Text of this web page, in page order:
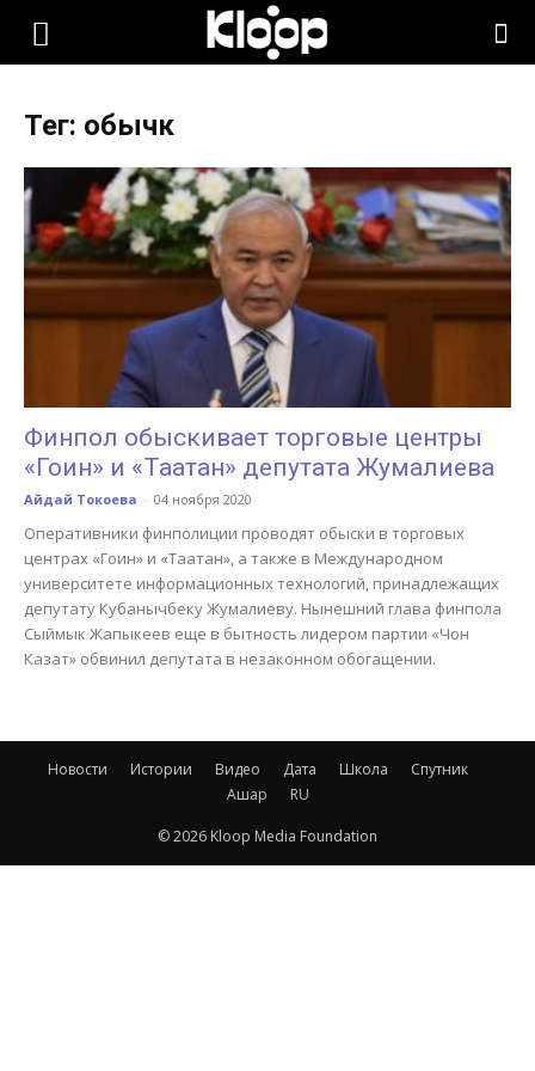
KLOOP.KG
Новости
Кыргызстана
Тег: обычк
Финпол обыскивает торговые центры
«Гоин» и «Таатан» депутата Жумалиева
Айдай Токоева - 04 ноября 2020
Оперативники финполиции проводят обыски в торговых
центрах «Гоин» и «Таатан», а также в Международном
университете информационных технологий, принадлежащих
депутату Кубанычбеку Жумалиеву. Нынешний глава финпола
Сыймык Жапыкеев еще в бытность лидером партии «Чон
Казат» обвинил депутата в незаконном обогащении.
Новости Истории Видео Дата Школа
Спутник
Ашар
RU
© 2026 Kloop Media Foundation